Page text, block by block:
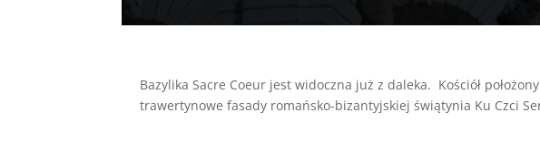
Bazylika Sacre Coeur jest widoczna już z daleka. Kościół
trawertynowe fasady romańsko-bizantyjskiej świątynia Ku Czci